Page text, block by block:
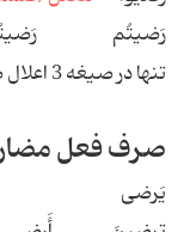
رَضیتُم
تنها در صیغه 3 اعلال صورت می گیرد و حرف علّه حذف می شود.
صرف فعل
یَرضی